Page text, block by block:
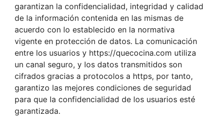
garantizan la confidencialidad, integridad y calidad
de la información contenida en las mismas de
acuerdo con lo establecido en la normativa
vigente en protección de datos. La comunicación
entre los usuarios y https://quecocina.com utiliza
un canal seguro, y los datos transmitidos son
cifrados gracias a protocolos a https, por tanto,
garantizo las mejores condiciones de seguridad
para que la confidencialidad de los usuarios esté
garantizada.